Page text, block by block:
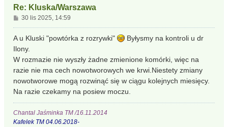
Re: Kluska/Warszawa
P
o
s
30 lis 2025, 14:59
A u Kluski "powtórka z rozrywki"
Byłysmy na kontroli u dr
Ilony.
W rozmazie nie wyszły żadne zmienione komórki, więc na
razie nie ma cech nowotworowych we krwi.Niestety zmiany
nowotworowe mogą rozwinąć się w ciągu kolejnych miesięcy.
Na razie czekamy na posiew moczu.
Chantal Jaśminka TM /16.11.2014
Kafelek TM 04.06.2018-